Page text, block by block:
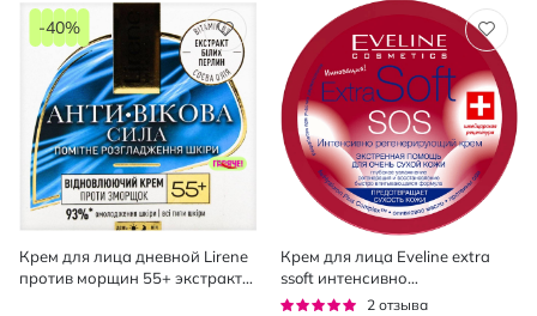
Крем для лица дневной Lirene
против морщин 55+ экстракт
-40%
Крем для лица Eveline extra
ssoft интенсивно
регенерирующий sos 200 мл
Рейтинг:
2 отзыва